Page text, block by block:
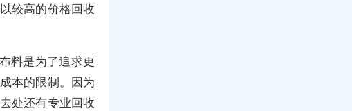
较高的价格回收
料是为了追求更
本的限制。因为
处还有专业回收